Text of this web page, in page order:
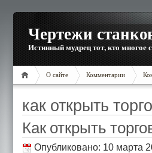
Чертежи
Истинный мудрец тот, кто многое
О сайте Комментарии
как открыть
Как открыть
Опубликовано: 10 марта